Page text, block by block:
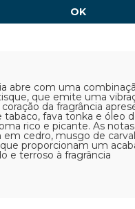
abre com uma
que emite uma
da fragrância
tabaco, fava tonka e óleo
rico e picante. As
em cedro, musgo de
proporcionam um
e terroso à fragrância